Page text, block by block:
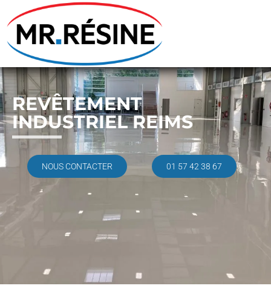
REVÊTEMENT
INDUSTRIEL REIMS
NOUS CONTACTER 01 57 42 38 67